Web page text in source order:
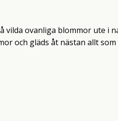
vilda ovanliga blommor ute i
och gläds åt nästan allt